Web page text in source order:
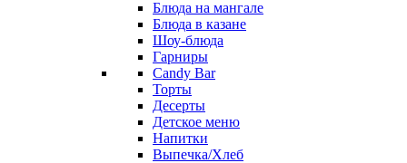
Блюда на мангале
Блюда в казане
Шоу-блюда
Гарниры
Candy Bar
Торты
Десерты
Детское меню
Напитки
Выпечка/Хлеб